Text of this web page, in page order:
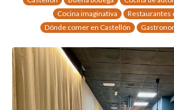
Cocina imaginativa
Restaurantes
Dónde comer en Castellón